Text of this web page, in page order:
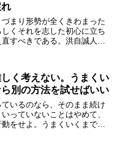
まり形勢が全くきわまった
くそれを志した初心に立ち
すべきである。洪自誠人生
「オレの才能...
く考えない。うまくい
別の方法を試せばいい
ているのなら、そのまま続け
っていないことはやめて、
をせよ。うまくいくまで、